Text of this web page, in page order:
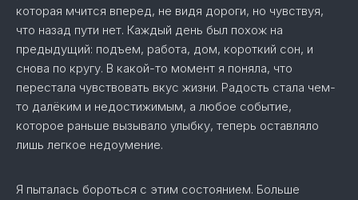
которая мчится вперед, не видя дороги, но чувствуя,
что назад пути нет. Каждый день был похож на
предыдущий: подъем, работа, дом, короткий сон, и
снова по кругу. В какой-то момент я поняла, что
перестала чувствовать вкус жизни. Радость стала чем-
то далёким и недостижимым, а любое событие,
которое раньше вызывало улыбку, теперь оставляло
лишь легкое недоумение.
Я пыталась бороться с этим состоянием. Больше